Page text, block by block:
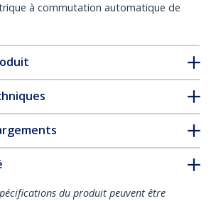
à commutation automatique de
du produit peuvent être